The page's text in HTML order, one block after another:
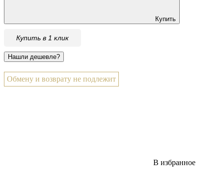
Купить
Купить в 1 клик
Обмену и возврату не подлежит
В избранное